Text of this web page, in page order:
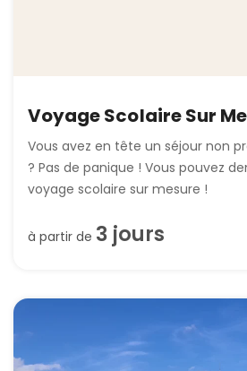
Voyage Scolaire Sur
Vous avez en tête un séjour non
? Pas de panique ! Vous pouvez
voyage scolaire sur mesure !
à partir de 3 jours